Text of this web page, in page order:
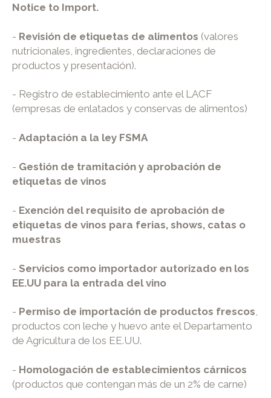
Notice to Import.
- Revisión de etiquetas de alimentos (valores
nutricionales, ingredientes, declaraciones de
productos y presentación).
- Registro de establecimiento ante el LACF
(empresas de enlatados y conservas de alimentos)
- Adaptación a la ley FSMA
- Gestión de tramitación y aprobación de
etiquetas de vinos
- Exención del requisito de aprobación de
etiquetas de vinos para ferias, shows, catas o
muestras
- Servicios como importador autorizado en los
EE.UU para la entrada del vino
- Permiso de importación de productos frescos,
productos con leche y huevo ante el Departamento
de Agricultura de los EE.UU.
- Homologación de establecimientos cárnicos
(productos que contengan más de un 2% de carne)